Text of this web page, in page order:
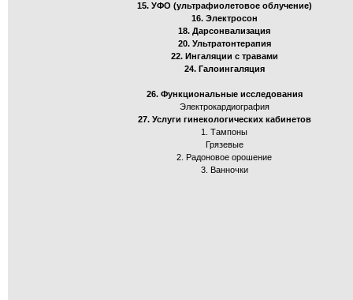
15. УФО (ультрафиолетовое облучение)
16. Электросон
18. Дарсонвализация
20. Ультратонтерапия
22. Ингаляции с травами
24. Галоингаляция
26. Функциональные исследования
Электрокардиография
27. Услуги гинекологических кабинетов
1. Тампоны
Грязевые
2. Радоновое орошение
3. Ванночки